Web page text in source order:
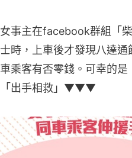
女事主在facebook群組「
士時，上車後才發現八達
車乘客有否零錢。可幸的
「出手相救」▼▼▼